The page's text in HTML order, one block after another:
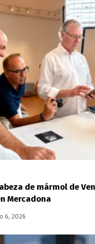
de mármol de
Mercadona
6, 2026